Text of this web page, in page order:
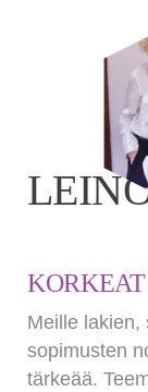
Meille lakien,
sopimusten
tärkeää.